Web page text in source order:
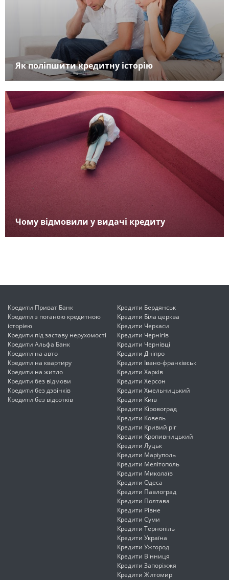
Як поліпшити кредитну історію
Чому відмовили у видачі кредиту
Кредити Приват Банк
Кредити з поганою кредитною
історією
Кредити під заставу нерухомості
Кредити Альфа Банк
Кредити на авто
Кредити на квартиру
Кредити на житло
Кредити без відмови
Кредити без дзвінків
Кредити без відсотків
Кредити Бердянськ
Кредити Біла церква
Кредити Черкаси
Кредити Чернігів
Кредити Чернівці
Кредити Дніпро
Кредити Івано-франківськ
Кредити Харків
Кредити Херсон
Кредити Хмельницький
Кредити Київ
Кредити Кіровоград
Кредити Ковель
Кредити Кривий ріг
Кредити Кропивницький
Кредити Луцьк
Кредити Маріуполь
Кредити Мелітополь
Кредити Миколаїв
Кредити Одеса
Кредити Павлоград
Кредити Полтава
Кредити Рівне
Кредити Суми
Кредити Тернопіль
Кредити Україна
Кредити Ужгород
Кредити Вінниця
Кредити Запоріжжя
Кредити Житомир